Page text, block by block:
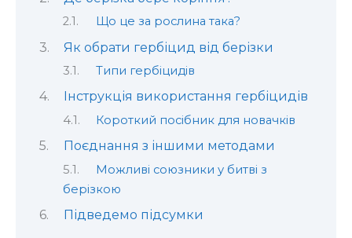
Що це за рослина така?
Як обрати гербіцид від берізки
Типи гербіцидів
Інструкція використання гербіцидів
Короткий посібник для новачків
Поєднання з іншими методами
Можливі союзники у битві з
берізкою
Підведемо підсумки